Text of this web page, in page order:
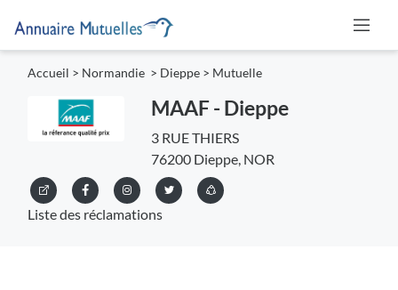
Accueil > Normandie > Dieppe > Mutuelle
MAAF - Dieppe
3 RUE THIERS
76200 Dieppe, NOR
Liste des réclamations